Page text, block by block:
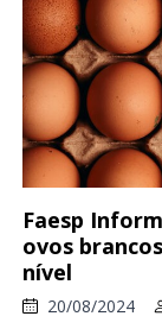
Faesp
ovos
nível
20/08/2024